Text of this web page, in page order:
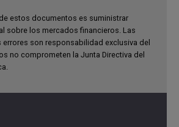
estos documentos es suministrar
sobre los mercados financieros. Las
son responsabilidad exclusiva del
no comprometen la Junta Directiva del